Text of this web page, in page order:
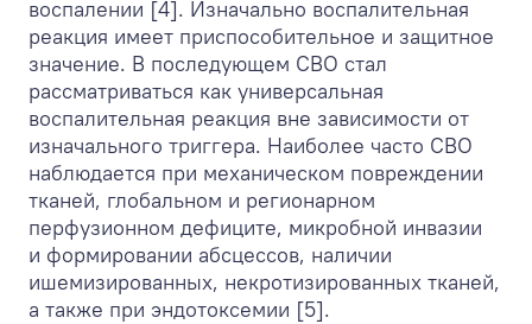
воспалении [4]. Изначально воспалительная
реакция имеет приспособительное и защитное
значение. В последующем СВО стал
рассматриваться как универсальная
воспалительная реакция вне зависимости от
изначального триггера. Наиболее часто СВО
наблюдается при механическом повреждении
тканей, глобальном и регионарном
перфузионном дефиците, микробной инвазии
и формировании абсцессов, наличии
ишемизированных, некротизированных тканей,
а также при эндотоксемии [5].